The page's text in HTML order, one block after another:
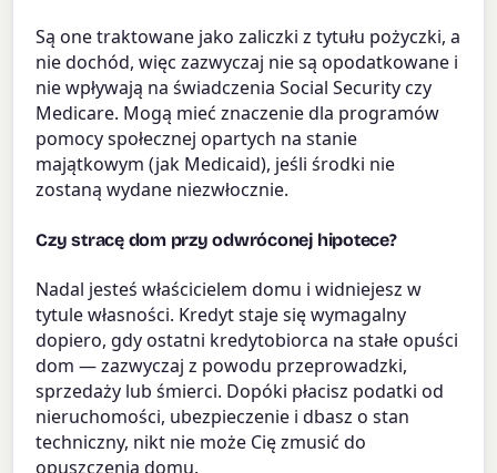
Są one traktowane jako zaliczki z tytułu pożyczki, a
nie dochód, więc zazwyczaj nie są opodatkowane i
nie wpływają na świadczenia Social Security czy
Medicare. Mogą mieć znaczenie dla programów
pomocy społecznej opartych na stanie
majątkowym (jak Medicaid), jeśli środki nie
zostaną wydane niezwłocznie.
Czy stracę dom przy odwróconej hipotece?
Nadal jesteś właścicielem domu i widniejesz w
tytule własności. Kredyt staje się wymagalny
dopiero, gdy ostatni kredytobiorca na stałe opuści
dom — zazwyczaj z powodu przeprowadzki,
sprzedaży lub śmierci. Dopóki płacisz podatki od
nieruchomości, ubezpieczenie i dbasz o stan
techniczny, nikt nie może Cię zmusić do
opuszczenia domu.